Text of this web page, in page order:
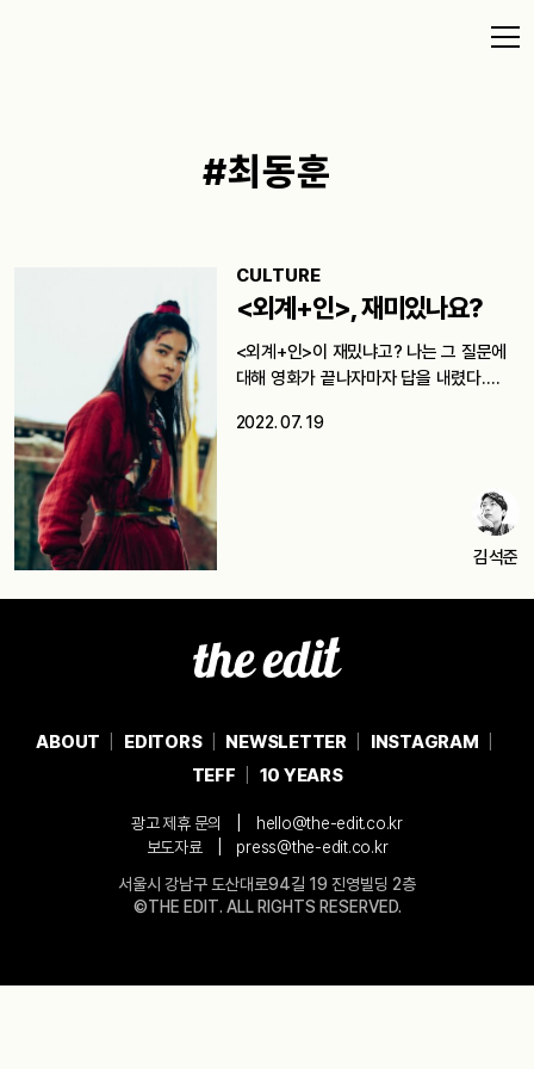
#최동훈
CULTURE
<외계+인>, 재미있나요?
<외계+인>이 재밌냐고? 나는 그 질문에
대해 영화가 끝나자마자 답을 내렸다.…
2022. 07. 19
김석준
ABOUT EDITORS NEWSLETTER
INSTAGRAM
TEFF
10 YEARS
광고 제휴 문의
hello@the-edit.co.kr
보도자료
press@the-edit.co.kr
서울시 강남구 도산대로94길 19 진영빌딩 2층
©THE EDIT. ALL RIGHTS RESERVED.